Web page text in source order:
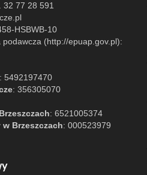
32 77 28 591
HSBWB-10
(http://epuap.gov.pl):
: 5492197470
: 356305070
: 6521005374
Brzeszczach: 000523979